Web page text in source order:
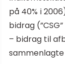
på 40% i
bidrag
– bidrag til
sammenlagte